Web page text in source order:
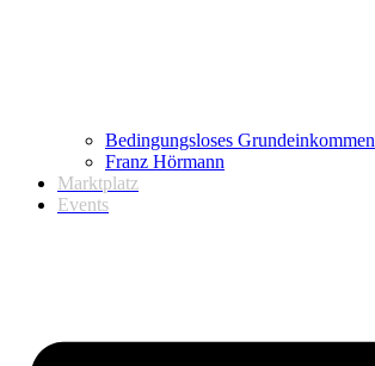
Bedingungsloses Grundeinkommen
Franz Hörmann
Marktplatz
Events